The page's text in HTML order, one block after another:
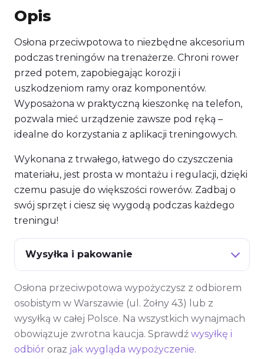
Opis
Osłona przeciwpotowa to niezbędne akcesorium
podczas treningów na trenażerze. Chroni rower
przed potem, zapobiegając korozji i
uszkodzeniom ramy oraz komponentów.
Wyposażona w praktyczną kieszonkę na telefon,
pozwala mieć urządzenie zawsze pod ręką –
idealne do korzystania z aplikacji treningowych.
Wykonana z trwałego, łatwego do czyszczenia
materiału, jest prosta w montażu i regulacji, dzięki
czemu pasuje do większości rowerów. Zadbaj o
swój sprzęt i ciesz się wygodą podczas każdego
treningu!
Wysyłka i pakowanie
Osłona przeciwpotowa wypożyczysz z odbiorem
osobistym w Warszawie (ul. Żołny 43) lub z
wysyłką w całej Polsce. Na wszystkich wynajmach
obowiązuje zwrotna kaucja. Sprawdź wysyłkę i
odbiór oraz jak wygląda wypożyczenie.